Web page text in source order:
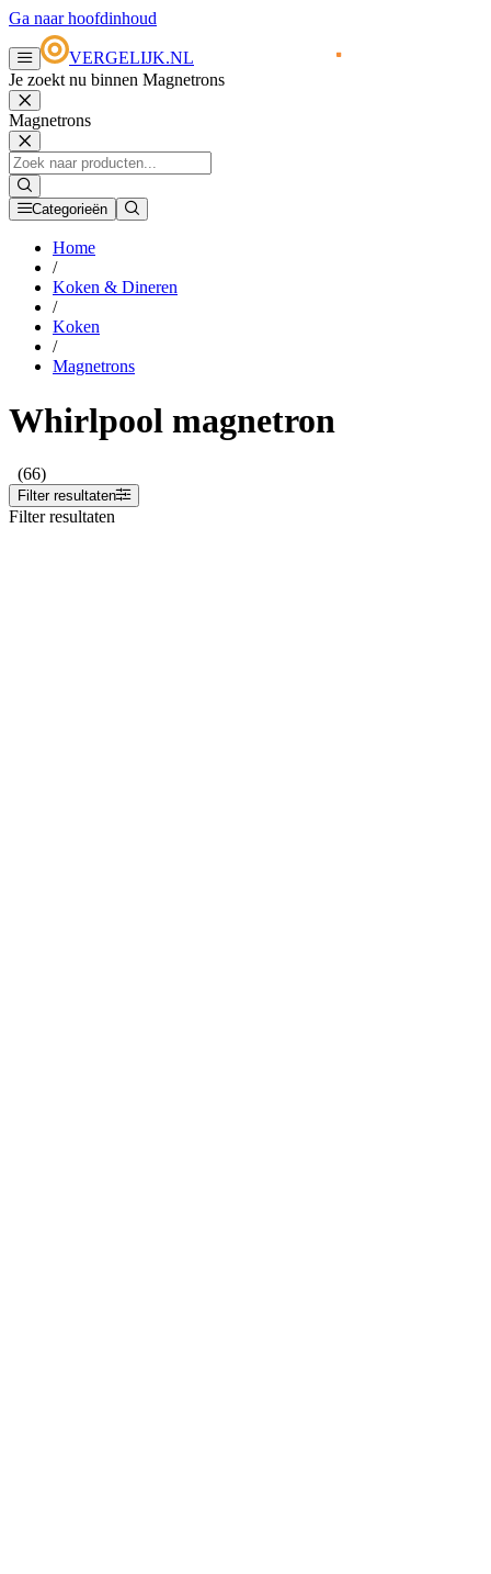
Ga naar hoofdinhoud
VERGELIJK.NL
Je zoekt nu binnen Magnetrons
Magnetrons
Categorieën
Home
/
Koken & Dineren
/
Koken
/
Magnetrons
Whirlpool magnetron
(66)
Filter resultaten
Filter resultaten